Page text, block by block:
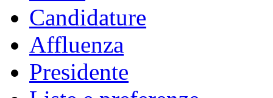
Candidature
Affluenza
Presidente